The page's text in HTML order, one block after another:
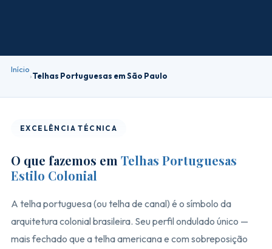
Início
›Telhas Portuguesas em São Paulo
EXCELÊNCIA TÉCNICA
O que fazemos em Telhas Portuguesas
Estilo Colonial
A telha portuguesa (ou telha de canal) é o símbolo da
arquitetura colonial brasileira. Seu perfil ondulado único —
mais fechado que a telha americana e com sobreposição